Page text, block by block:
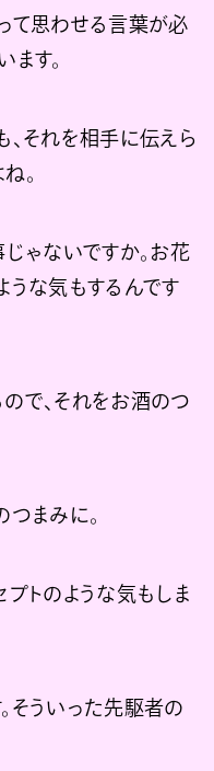
て思わせる言葉が必
ます。
、それを相手に伝えら
。
ゃないですか。お花
うな気もするんです
で、それをお酒のつ
つまみに。
プトのような気もしま
そういった先駆者の